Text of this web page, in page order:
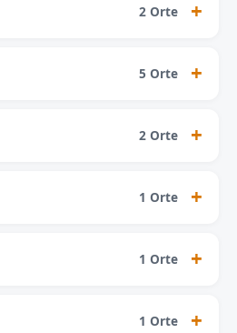
2 Orte
5 Orte
2 Orte
1 Orte
1 Orte
1 Orte